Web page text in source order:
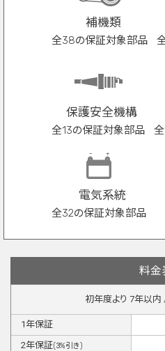
補機類
全38の保証対象部品
保護安全機構
全13の保証対象部品
電気系統
全32の保証対象部品
料金
初年度より 7年以内
1年保証
2年保証(3%引き)